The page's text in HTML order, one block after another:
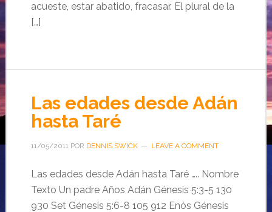
acueste, estar abatido, fracasar. El plural de la
[…]
Las edades desde Adán
hasta Taré
11/05/2011POR DENNIS SWICK LEAVE A COMMENT
Las edades desde Adán hasta Taré ….. Nombre
Texto Un padre Años Adán Génesis 5:3-5 130
930 Set Génesis 5:6-8 105 912 Enós Génesis